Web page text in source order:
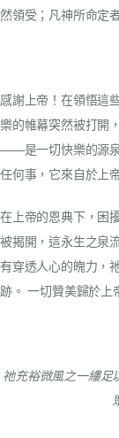
然領受；凡神所命定
感謝上帝！在領悟這
樂的帷幕突然被打開
——是一切快樂的源
任何事，它來自於上
在上帝的恩典下，困
被揭開，這永生之泉
有穿透人心的魄力，
跡。 一切贊美歸於上
祂充裕微風之一縷足